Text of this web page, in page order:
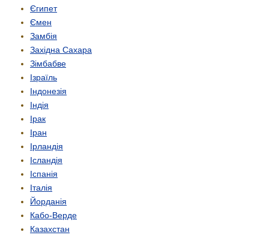
Єгипет
Ємен
Замбія
Західна Сахара
Зімбабве
Ізраїль
Індонезія
Індія
Ірак
Іран
Ірландія
Ісландія
Іспанія
Італія
Йорданія
Кабо-Верде
Казахстан